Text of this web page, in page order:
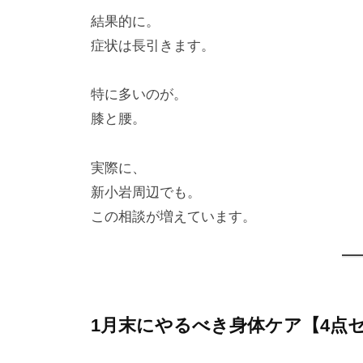
結果的に。
症状は長引きます。
特に多いのが。
膝と腰。
実際に、
新小岩周辺でも。
この相談が増えています。
1月末にやるべき身体ケア【4点